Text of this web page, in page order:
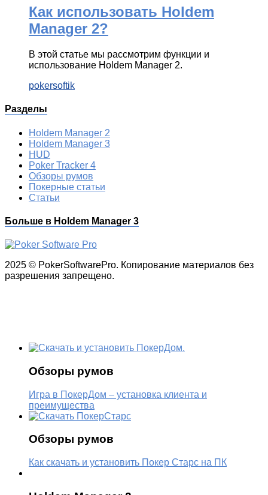
Как использовать Holdem
Manager 2?
В этой статье мы рассмотрим функции и
использование Holdem Manager 2.
pokersoftik
Разделы
Holdem Manager 2
Holdem Manager 3
HUD
Poker Tracker 4
Обзоры румов
Покерные статьи
Статьи
Больше в Holdem Manager 3
2025 © PokerSoftwarePro. Копирование материалов без
разрешения запрещено.
Обзоры румов
Игра в ПокерДом – установка клиента и
преимущества
Обзоры румов
Как скачать и установить Покер Старс на ПК